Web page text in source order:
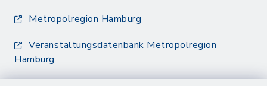
Metropolregion Hamburg
Veranstaltungsdatenbank Metropolregion
Hamburg